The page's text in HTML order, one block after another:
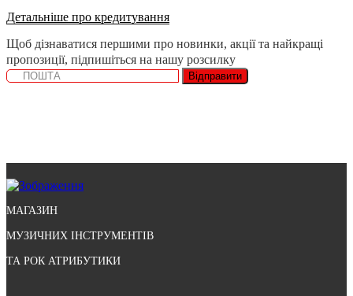
Детальніше про кредитування
Щоб дізнаватися першими про новинки, акції та найкращі
пропозиції, підпишіться на нашу розсилку
Відправити
МАГАЗИН
МУЗИЧНИХ ІНСТРУМЕНТІВ
ТА РОК АТРИБУТИКИ